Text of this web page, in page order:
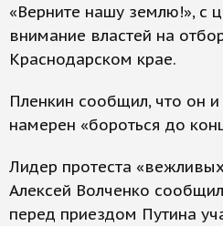
«Верните нашу землю!», с
внимание властей на
Краснодарском крае.
Пленкин сообщил, что он
намерен «бороться до
Лидер протеста
Алексей Волченко
перед приездом Путина